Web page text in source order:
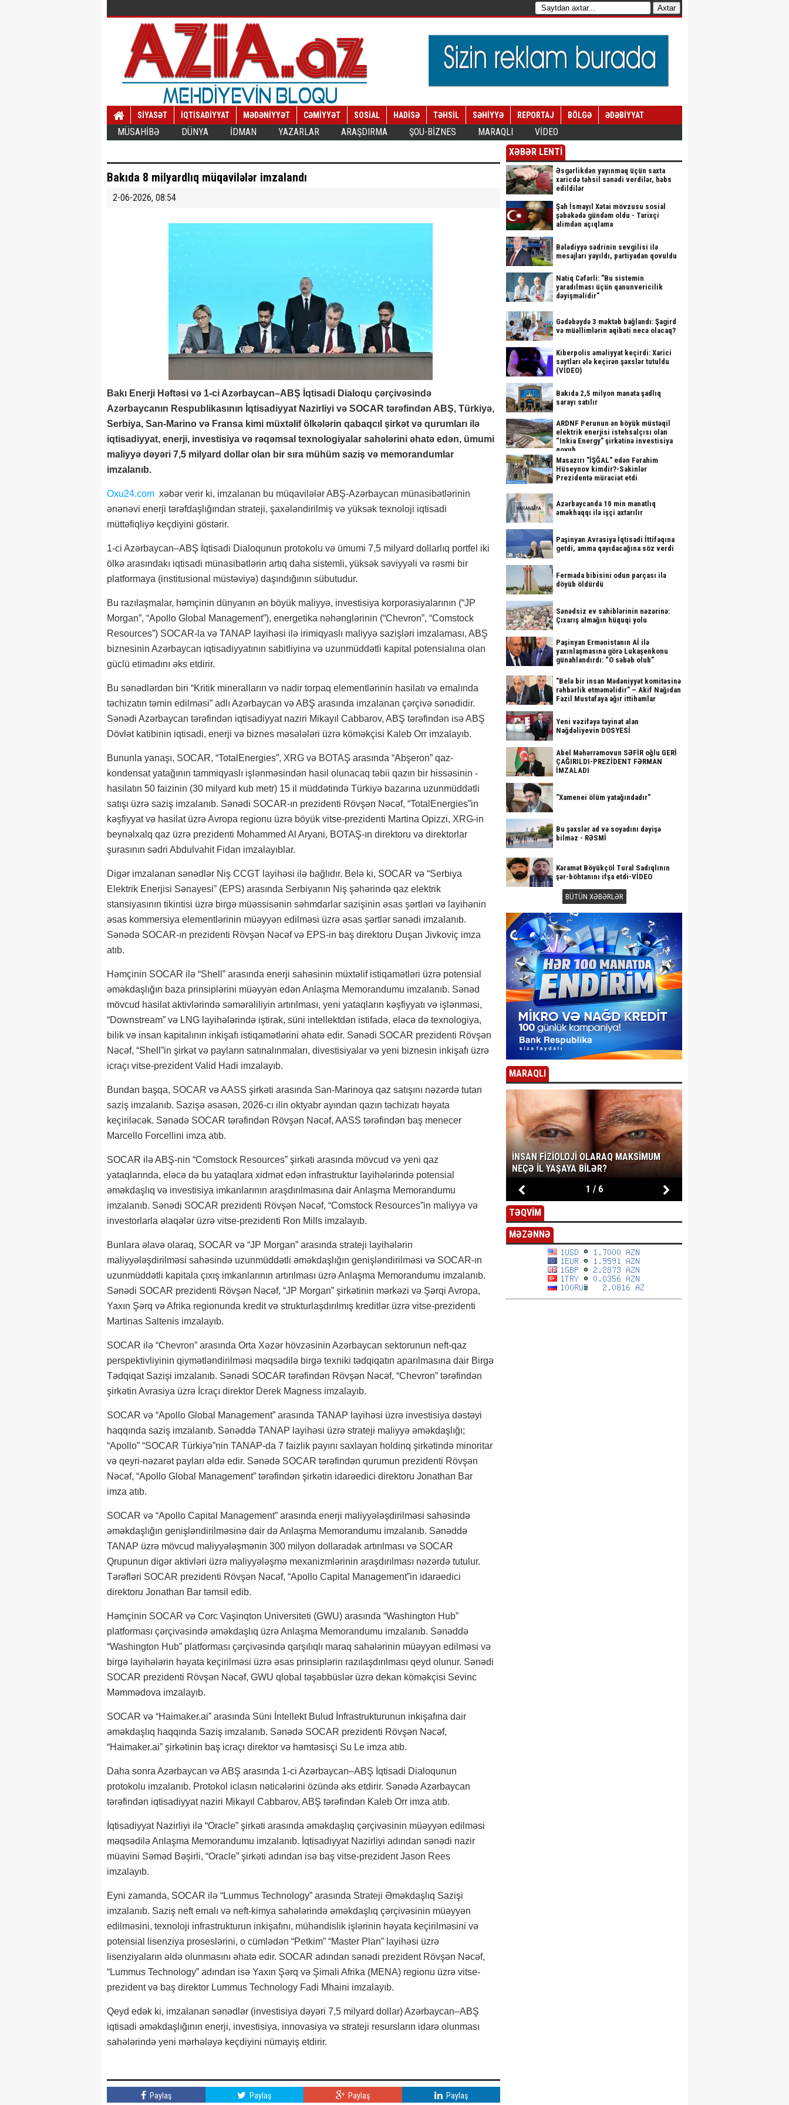
SİYASƏT İQTİSADİYYAT MƏDƏNİYYƏT CƏMİYYƏT SOSİAL HADİSƏ TƏHSİL SƏHİYYƏ REPORTAJ BÖLGƏ ƏDƏBİYYAT
MÜSAHİBƏ DÜNYA İDMAN YAZARLAR ARAŞDIRMA ŞOU-BİZNES MARAQLI VİDEO
Bakıda 8 milyardlıq müqavilələr imzalandı
2-06-2026, 08:54
Bakı Enerji Həftəsi və 1-ci Azərbaycan–ABŞ İqtisadi Dialoqu çərçivəsində
Azərbaycanın Respublikasının İqtisadiyyat Nazirliyi və SOCAR tərəfindən ABŞ, Türkiyə,
Serbiya, San-Marino və Fransa kimi müxtəlif ölkələrin qabaqcıl şirkət və qurumları ilə
iqtisadiyyat, enerji, investisiya və rəqəmsal texnologiyalar sahələrini əhatə edən, ümumi
maliyyə dəyəri 7,5 milyard dollar olan bir sıra mühüm saziş və memorandumlar
imzalanıb.
Oxu24.com xəbər verir ki, imzalanan bu müqavilələr ABŞ-Azərbaycan münasibətlərinin
ənənəvi enerji tərəfdaşlığından strateji, şaxələndirilmiş və yüksək texnoloji iqtisadi
müttəfiqliyə keçdiyini göstərir.
1-ci Azərbaycan–ABŞ İqtisadi Dialoqunun protokolu və ümumi 7,5 milyard dollarlıq portfel iki
ölkə arasındakı iqtisadi münasibətlərin artıq daha sistemli, yüksək səviyyəli və rəsmi bir
platformaya (institusional müstəviyə) daşındığının sübutudur.
Bu razılaşmalar, həmçinin dünyanın ən böyük maliyyə, investisiya korporasiyalarının (“JP
Morgan”, “Apollo Global Management”), energetika nəhənglərinin (“Chevron”, “Comstock
Resources”) SOCAR-la və TANAP layihəsi ilə irimiqyaslı maliyyə sazişləri imzalaması, ABŞ
biznesinin Azərbaycan iqtisadiyyatının sabitliyinə və uzunmüddətli kapital potensialına olan
güclü etimadını əks etdirir.
Bu sənədlərdən biri “Kritik mineralların və nadir torpaq elementlərinin hasilatı və emalında
təchizatın təmin edilməsi” adlı Azərbaycan və ABŞ arasında imzalanan çərçivə sənədidir.
Sənədi Azərbaycan tərəfindən iqtisadiyyat naziri Mikayıl Cabbarov, ABŞ tərəfindən isə ABŞ
Dövlət katibinin iqtisadi, enerji və biznes məsələləri üzrə köməkçisi Kaleb Orr imzalayıb.
Bununla yanaşı, SOCAR, “TotalEnergies”, XRG və BOTAŞ arasında “Abşeron” qaz-
kondensat yatağının tammiqyaslı işlənməsindən hasil olunacaq təbii qazın bir hissəsinin -
hasilatın 50 faizinin (30 milyard kub metr) 15 il müddətində Türkiyə bazarına uzunmüddətli
satışı üzrə saziş imzalanıb. Sənədi SOCAR-ın prezidenti Rövşən Nəcəf, “TotalEnergies”in
kəşfiyyat və hasilat üzrə Avropa regionu üzrə böyük vitse-prezidenti Martina Opizzi, XRG-in
beynəlxalq qaz üzrə prezidenti Mohammed Al Aryani, BOTAŞ-ın direktoru və direktorlar
şurasının sədri Abdulvahit Fidan imzalayıblar.
Digər imzalanan sənədlər Niş CCGT layihəsi ilə bağlıdır. Belə ki, SOCAR və “Serbiya
Elektrik Enerjisi Sənayesi” (EPS) arasında Serbiyanın Niş şəhərində qaz elektrik
stansiyasının tikintisi üzrə birgə müəssisənin səhmdarlar sazişinin əsas şərtləri və layihənin
əsas kommersiya elementlərinin müəyyən edilməsi üzrə əsas şərtlər sənədi imzalanıb.
Sənədə SOCAR-ın prezidenti Rövşən Nəcəf və EPS-in baş direktoru Duşan Jivkoviç imza
atıb.
Həmçinin SOCAR ilə “Shell” arasında enerji sahəsinin müxtəlif istiqamətləri üzrə potensial
əməkdaşlığın baza prinsiplərini müəyyən edən Anlaşma Memorandumu imzalanıb. Sənəd
mövcud hasilat aktivlərində səmərəliliyin artırılması, yeni yataqların kəşfiyyatı və işlənməsi,
“Downstream” və LNG layihələrində iştirak, süni intellektdən istifadə, eləcə də texnologiya,
bilik və insan kapitalının inkişafı istiqamətlərini əhatə edir. Sənədi SOCAR prezidenti Rövşən
Nəcəf, “Shell”in şirkət və payların satınalınmaları, divestisiyalar və yeni biznesin inkişafı üzrə
icraçı vitse-prezident Valid Hadi imzalayıb.
Bundan başqa, SOCAR və AASS şirkəti arasında San-Marinoya qaz satışını nəzərdə tutan
saziş imzalanıb. Sazişə əsasən, 2026-cı ilin oktyabr ayından qazın təchizatı həyata
keçiriləcək. Sənədə SOCAR tərəfindən Rövşən Nəcəf, AASS tərəfindən baş menecer
Marcello Forcellini imza atıb.
SOCAR ilə ABŞ-nin “Comstock Resources” şirkəti arasında mövcud və yeni qaz
yataqlarında, eləcə də bu yataqlara xidmət edən infrastruktur layihələrində potensial
əməkdaşlıq və investisiya imkanlarının araşdırılmasına dair Anlaşma Memorandumu
imzalanıb. Sənədi SOCAR prezidenti Rövşən Nəcəf, “Comstock Resources”in maliyyə və
investorlarla əlaqələr üzrə vitse-prezidenti Ron Mills imzalayıb.
Bunlara əlavə olaraq, SOCAR və “JP Morgan” arasında strateji layihələrin
maliyyələşdirilməsi sahəsində uzunmüddətli əməkdaşlığın genişləndirilməsi və SOCAR-ın
uzunmüddətli kapitala çıxış imkanlarının artırılması üzrə Anlaşma Memorandumu imzalanıb.
Sənədi SOCAR prezidenti Rövşən Nəcəf, “JP Morgan” şirkətinin mərkəzi və Şərqi Avropa,
Yaxın Şərq və Afrika regionunda kredit və strukturlaşdırılmış kreditlər üzrə vitse-prezidenti
Martinas Saltenis imzalayıb.
SOCAR ilə “Chevron” arasında Orta Xəzər hövzəsinin Azərbaycan sektorunun neft-qaz
perspektivliyinin qiymətləndirilməsi məqsədilə birgə texniki tədqiqatın aparılmasına dair Birgə
Tədqiqat Sazişi imzalanıb. Sənədi SOCAR tərəfindən Rövşən Nəcəf, “Chevron” tərəfindən
şirkətin Avrasiya üzrə İcraçı direktor Derek Magness imzalayıb.
SOCAR və “Apollo Global Management” arasında TANAP layihəsi üzrə investisiya dəstəyi
haqqında saziş imzalanıb. Sənəddə TANAP layihəsi üzrə strateji maliyyə əməkdaşlığı;
“Apollo” “SOCAR Türkiyə”nin TANAP-da 7 faizlik payını saxlayan holdinq şirkətində minoritar
və qeyri-nəzarət payları əldə edir. Sənədə SOCAR tərəfindən qurumun prezidenti Rövşən
Nəcəf, “Apollo Global Management” tərəfindən şirkətin idarəedici direktoru Jonathan Bar
imza atıb.
SOCAR və “Apollo Capital Management” arasında enerji maliyyələşdirilməsi sahəsində
əməkdaşlığın genişləndirilməsinə dair də Anlaşma Memorandumu imzalanıb. Sənəddə
TANAP üzrə mövcud maliyyələşmənin 300 milyon dollaradək artırılması və SOCAR
Qrupunun digər aktivləri üzrə maliyyələşmə mexanizmlərinin araşdırılması nəzərdə tutulur.
Tərəfləri SOCAR prezidenti Rövşən Nəcəf, “Apollo Capital Management”in idarəedici
direktoru Jonathan Bar təmsil edib.
Həmçinin SOCAR və Corc Vaşinqton Universiteti (GWU) arasında “Washington Hub”
platforması çərçivəsində əməkdaşlıq üzrə Anlaşma Memorandumu imzalanıb. Sənəddə
“Washington Hub” platforması çərçivəsində qarşılıqlı maraq sahələrinin müəyyən edilməsi və
birgə layihələrin həyata keçirilməsi üzrə əsas prinsiplərin razılaşdırılması qeyd olunur. Sənədi
SOCAR prezidenti Rövşən Nəcəf, GWU qlobal təşəbbüslər üzrə dekan köməkçisi Sevinc
Məmmədova imzalayıb.
SOCAR və “Haimaker.ai” arasında Süni İntellekt Bulud İnfrastrukturunun inkişafına dair
əməkdaşlıq haqqında Saziş imzalanıb. Sənədə SOCAR prezidenti Rövşən Nəcəf,
“Haimaker.ai” şirkətinin baş icraçı direktor və həmtəsisçi Su Le imza atıb.
Daha sonra Azərbaycan və ABŞ arasında 1-ci Azərbaycan–ABŞ İqtisadi Dialoqunun
protokolu imzalanıb. Protokol iclasın nəticələrini özündə əks etdirir. Sənədə Azərbaycan
tərəfindən iqtisadiyyat naziri Mikayıl Cabbarov, ABŞ tərəfindən Kaleb Orr imza atıb.
İqtisadiyyat Nazirliyi ilə “Oracle” şirkəti arasında əməkdaşlıq çərçivəsinin müəyyən edilməsi
məqsədilə Anlaşma Memorandumu imzalanıb. İqtisadiyyat Nazirliyi adından sənədi nazir
müavini Səməd Bəşirli, “Oracle” şirkəti adından isə baş vitse-prezident Jason Rees
imzalayıb.
Eyni zamanda, SOCAR ilə “Lummus Technology” arasında Strateji Əməkdaşlıq Sazişi
imzalanıb. Saziş neft emalı və neft-kimya sahələrində əməkdaşlıq çərçivəsinin müəyyən
edilməsini, texnoloji infrastrukturun inkişafını, mühəndislik işlərinin həyata keçirilməsini və
potensial lisenziya proseslərini, o cümlədən “Petkim” “Master Plan” layihəsi üzrə
lisenziyaların əldə olunmasını əhatə edir. SOCAR adından sənədi prezident Rövşən Nəcəf,
“Lummus Technology” adından isə Yaxın Şərq və Şimali Afrika (MENA) regionu üzrə vitse-
prezident və baş direktor Lummus Technology Fadi Mhaini imzalayıb.
Qeyd edək ki, imzalanan sənədlər (investisiya dəyəri 7,5 milyard dollar) Azərbaycan–ABŞ
iqtisadi əməkdaşlığının enerji, investisiya, innovasiya və strateji resursların idarə olunması
sahələrində yeni mərhələyə keçdiyini nümayiş etdirir.
Paylaş Paylaş Paylaş Paylaş
XƏBƏR LENTİ
Əsgərlikdən yayınmaq üçün saxta
xaricdə təhsil sənədi verdilər, həbs
edildilər
Şah İsmayıl Xətai mövzusu sosial
şəbəkədə gündəm oldu - Tarixçi
alimdən açıqlama
Bələdiyyə sədrinin sevgilisi ilə
mesajları yayıldı, partiyadan qovuldu
Natiq Cəfərli: "Bu sistemin
yaradılması üçün qanunvericilik
dəyişməlidir"
Gədəbəydə 3 məktəb bağlandı: Şagird
və müəllimlərin aqibəti necə olacaq?
Kiberpolis əməliyyat keçirdi: Xarici
saytları ələ keçirən şəxslər tutuldu
(VİDEO)
Bakıda 2,5 milyon manata şadlıq
sarayı satılır
ARDNF Perunun ən böyük müstəqil
elektrik enerjisi istehsalçısı olan
“Inkia Energy” şirkətinə investisiya
qoyub
Masazırı "İŞĞAL" edən Fərahim
Hüseynov kimdir?-Sakinlər
Prezidentə müraciət etdi
Azərbaycanda 10 min manatlıq
əməkhaqqı ilə işçi axtarılır
Paşinyan Avrasiya İqtisadi İttifaqına
getdi, amma qayıdacağına söz verdi
Fermada bibisini odun parçası ilə
döyüb öldürdü
Sənədsiz ev sahiblərinin nəzərinə:
Çıxarış almağın hüquqi yolu
Paşinyan Ermənistanın Aİ ilə
yaxınlaşmasına görə Lukaşenkonu
günahlandırdı: “O səbəb olub”
"Belə bir insan Mədəniyyət komitəsinə
rəhbərlik etməməlidir" – Akif Nağıdan
Fazil Mustafaya ağır ittihamlar
Yeni vəzifəyə təyinat alan
Nağdəliyevin DOSYESİ
Abel Məhərrəmovun SƏFİR oğlu GERİ
ÇAĞIRILDI-PREZİDENT FƏRMAN
İMZALADI
"Xamenei ölüm yatağındadır"
Bu şəxslər ad və soyadını dəyişə
bilməz - RƏSMİ
Kəramət Böyükçöl Tural Sadıqlının
şər-böhtanını ifşa etdi-VİDEO
BÜTÜN XƏBƏRLƏR
MARAQLI
İNSAN FIZIOLOJI OLARAQ MAKSIMUM
NEÇƏ IL YAŞAYA BILƏR?
1 / 6
TƏQVİM
MƏZƏNNƏ